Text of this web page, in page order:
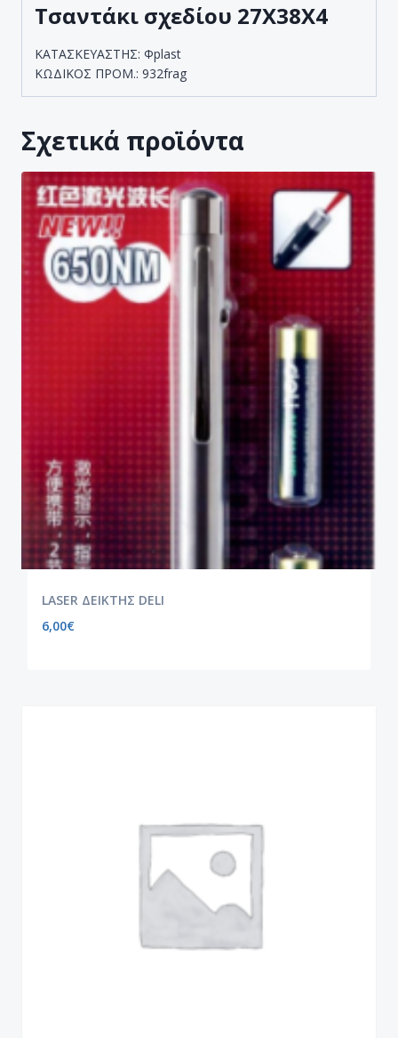
Τσαντάκι σχεδίου 27X38X4
ΚΑΤΑΣΚΕΥΑΣΤΗΣ: Φplast
ΚΩΔΙΚΟΣ ΠΡΟΜ.: 932frag
Σχετικά προϊόντα
LASER ΔΕΙΚΤΗΣ DELI
6,00€